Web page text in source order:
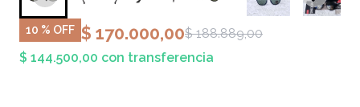
10 % OFF $ 170.000,00$ 188.889,00
$ 144.500,00 con transferencia